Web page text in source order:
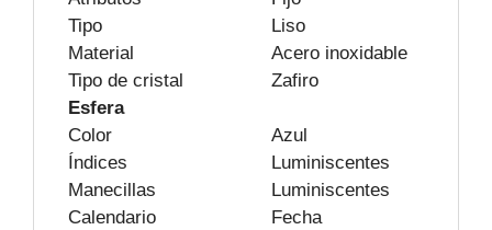
Tipo
Liso
Material
Acero inoxidable
Tipo de cristal
Zafiro
Esfera
Color
Azul
Índices
Luminiscentes
Manecillas
Luminiscentes
Calendario
Fecha